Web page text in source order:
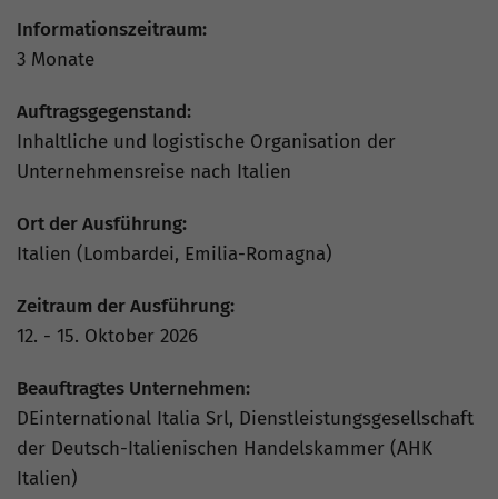
Informationszeitraum:
3 Monate
Auftragsgegenstand:
Inhaltliche und logistische Organisation der
Unternehmensreise nach Italien
Ort der Ausführung:
Italien (Lombardei, Emilia-Romagna)
Zeitraum der Ausführung:
12. - 15. Oktober 2026
Beauftragtes Unternehmen:
DEinternational Italia Srl, Dienstleistungsgesellschaft
der Deutsch-Italienischen Handelskammer (AHK
Italien)